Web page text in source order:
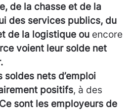
de la chasse et de la
des services publics, du
de la logistique ou encore
voient leur solde net
soldes nets d’emploi
positifs, à des
Ce sont les employeurs de